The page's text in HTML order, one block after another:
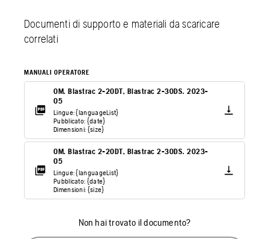
Documenti di supporto e materiali da scaricare
correlati
MANUALI OPERATORE
OM. Blastrac 2-20DT, Blastrac 2-30DS. 2023-
05
Lingue: {languageList}
Pubblicato: {date}
Dimensioni: {size}
OM. Blastrac 2-20DT, Blastrac 2-30DS. 2023-
05
Lingue: {languageList}
Pubblicato: {date}
Dimensioni: {size}
Non hai trovato il documento?